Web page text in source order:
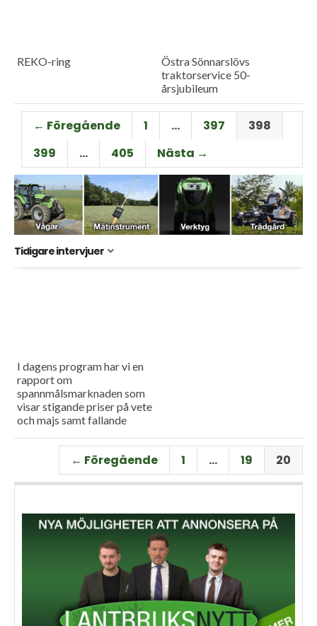
REKO-ring
Östra Sönnarslövs
traktorservice 50-
årsjubileum
← Föregående 1 … 397
398
399
… 405 Nästa →
Tidigare intervjuer
I dagens program har vi en
rapport om
spannmålsmarknaden som
visar stigande priser på vete
och majs samt fallande
premiär för vårt
måndagsprogram med en
längre intervju med Erik
Stjerndahl vd för HIR Skåne,
fältdagar.
← Föregående 1 … 19 20